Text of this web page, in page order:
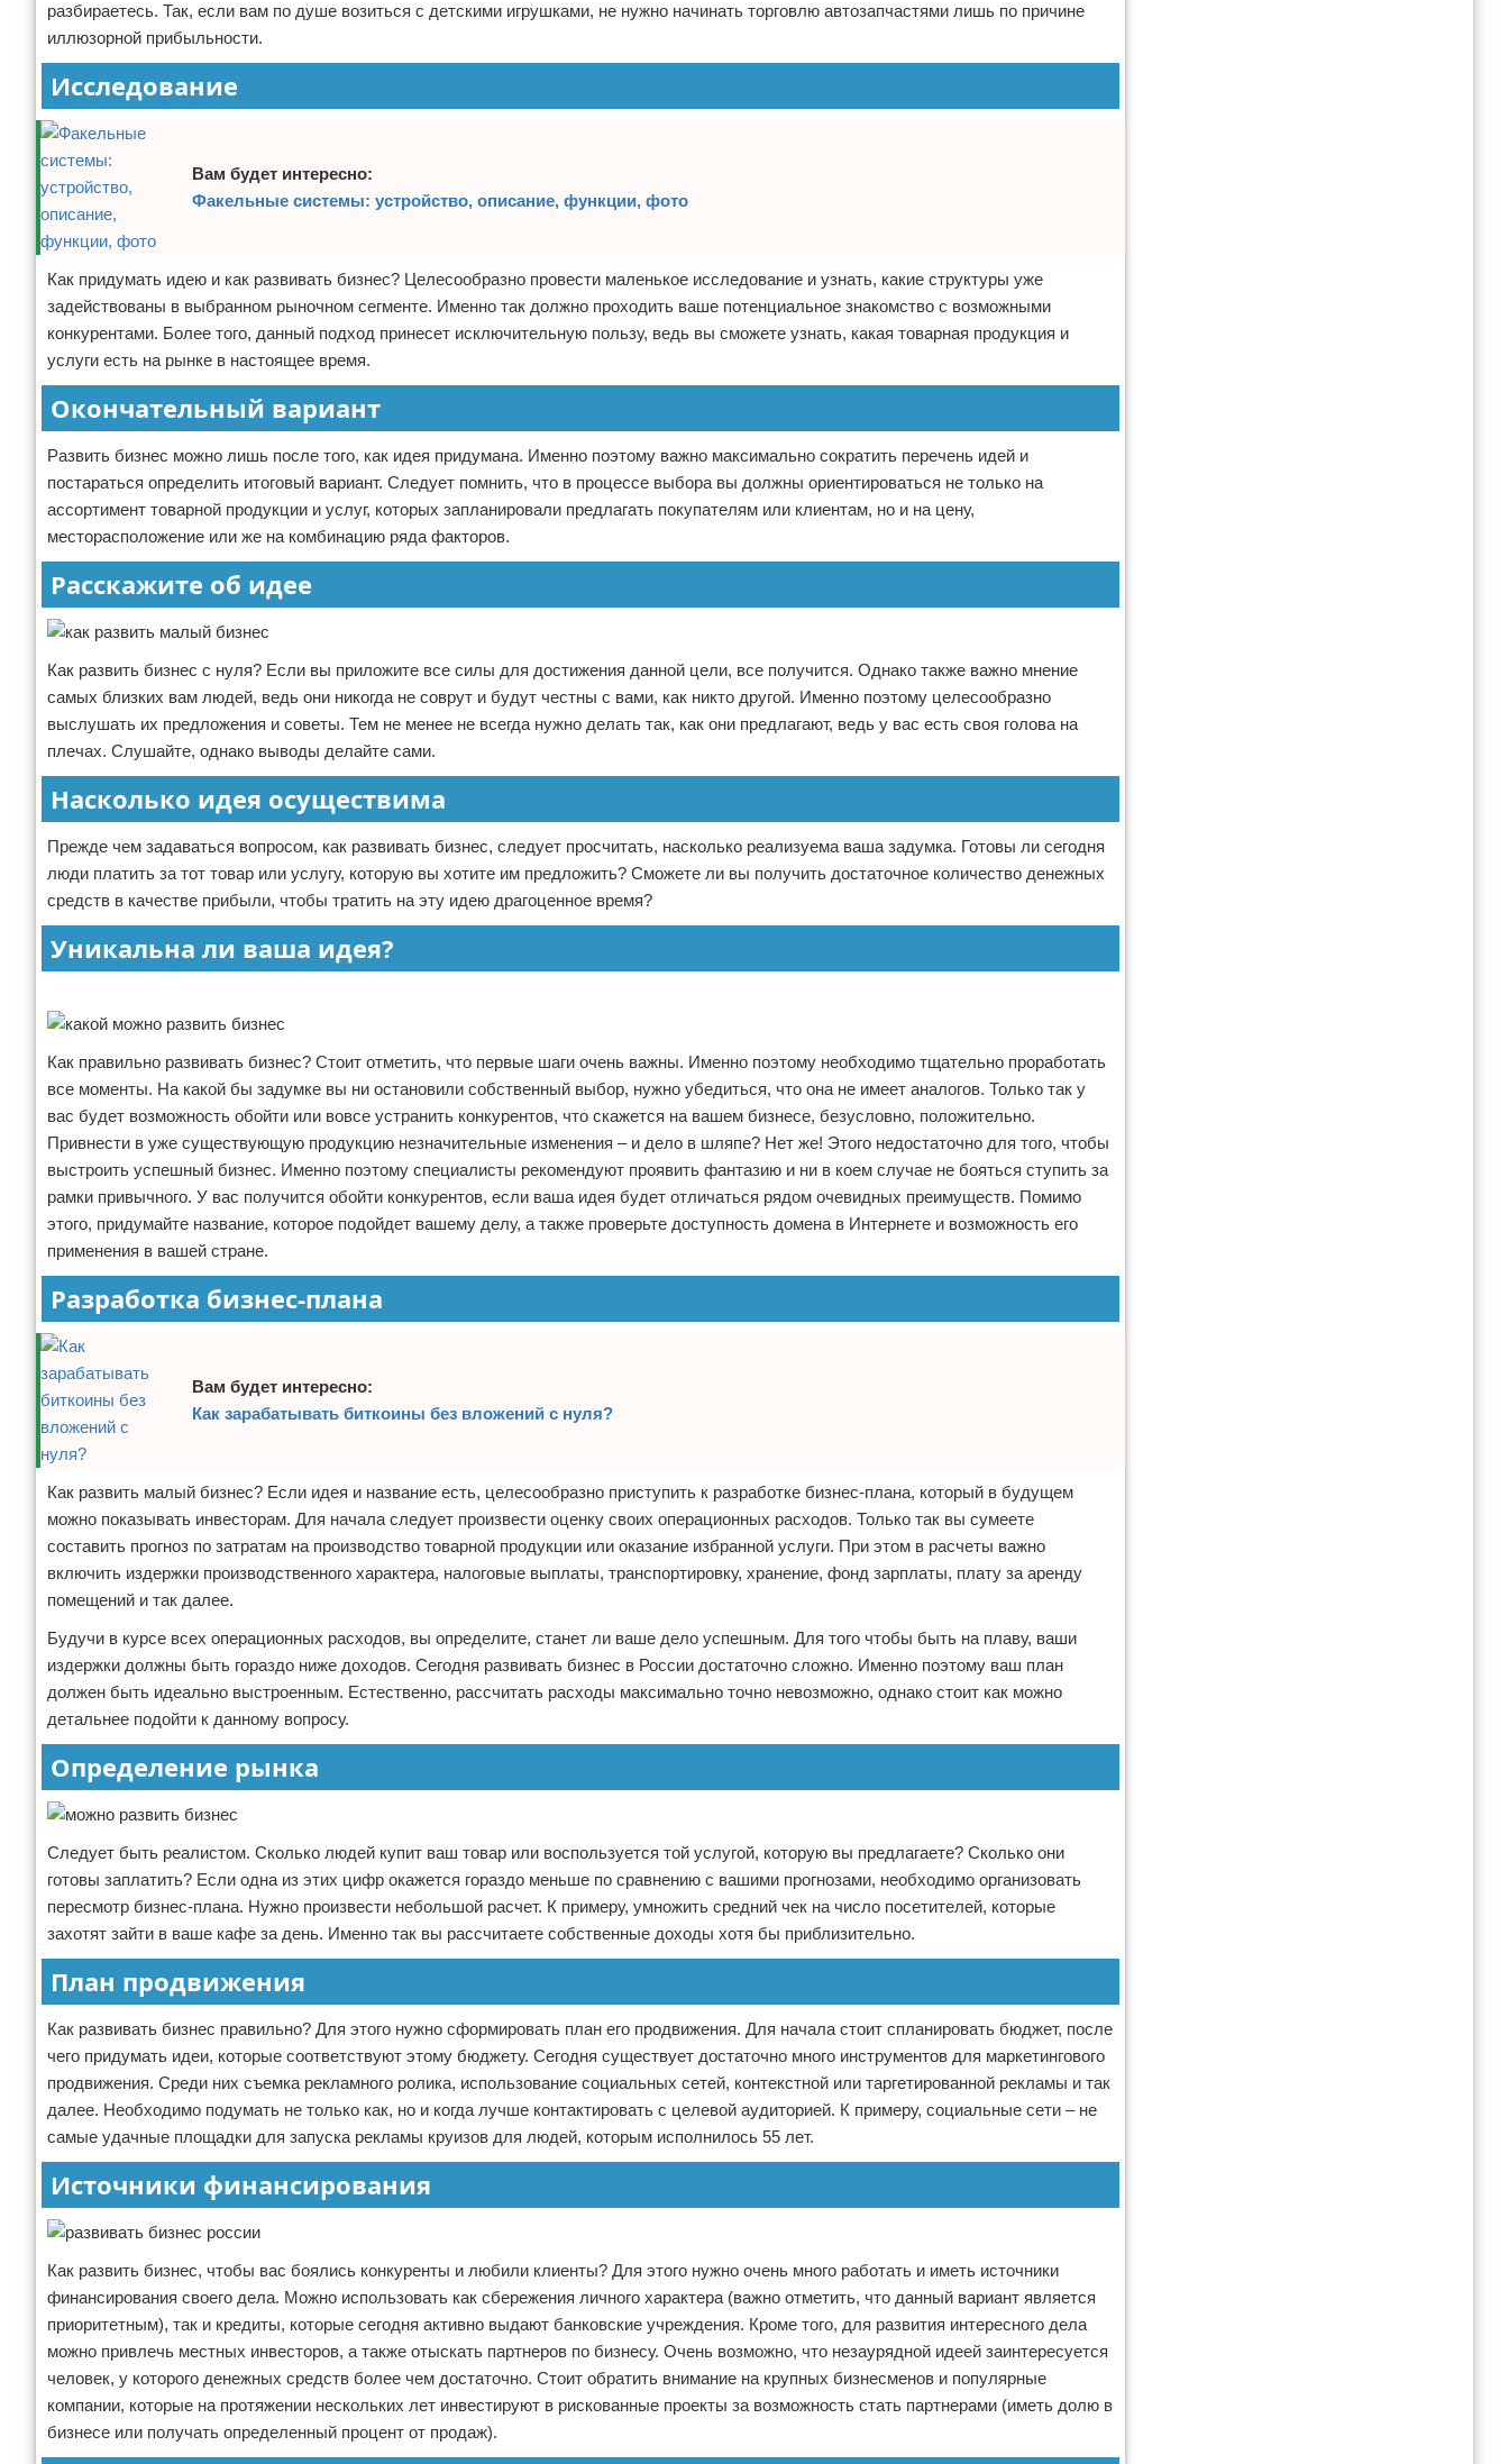
разбираетесь. Так, если вам по душе возиться с детскими игрушками, не нужно начинать торговлю автозапчастями лишь по причине
иллюзорной прибыльности.
Исследование
Вам будет интересно:
Факельные системы: устройство, описание, функции, фото
Как придумать идею и как развивать бизнес? Целесообразно провести маленькое исследование и узнать, какие структуры уже
задействованы в выбранном рыночном сегменте. Именно так должно проходить ваше потенциальное знакомство с возможными
конкурентами. Более того, данный подход принесет исключительную пользу, ведь вы сможете узнать, какая товарная продукция и
услуги есть на рынке в настоящее время.
Окончательный вариант
Развить бизнес можно лишь после того, как идея придумана. Именно поэтому важно максимально сократить перечень идей и
постараться определить итоговый вариант. Следует помнить, что в процессе выбора вы должны ориентироваться не только на
ассортимент товарной продукции и услуг, которых запланировали предлагать покупателям или клиентам, но и на цену,
месторасположение или же на комбинацию ряда факторов.
Расскажите об идее
Как развить бизнес с нуля? Если вы приложите все силы для достижения данной цели, все получится. Однако также важно мнение
самых близких вам людей, ведь они никогда не соврут и будут честны с вами, как никто другой. Именно поэтому целесообразно
выслушать их предложения и советы. Тем не менее не всегда нужно делать так, как они предлагают, ведь у вас есть своя голова на
плечах. Слушайте, однако выводы делайте сами.
Насколько идея осуществима
Прежде чем задаваться вопросом, как развивать бизнес, следует просчитать, насколько реализуема ваша задумка. Готовы ли сегодня
люди платить за тот товар или услугу, которую вы хотите им предложить? Сможете ли вы получить достаточное количество денежных
средств в качестве прибыли, чтобы тратить на эту идею драгоценное время?
Уникальна ли ваша идея?
Как правильно развивать бизнес? Стоит отметить, что первые шаги очень важны. Именно поэтому необходимо тщательно проработать
все моменты. На какой бы задумке вы ни остановили собственный выбор, нужно убедиться, что она не имеет аналогов. Только так у
вас будет возможность обойти или вовсе устранить конкурентов, что скажется на вашем бизнесе, безусловно, положительно.
Привнести в уже существующую продукцию незначительные изменения – и дело в шляпе? Нет же! Этого недостаточно для того, чтобы
выстроить успешный бизнес. Именно поэтому специалисты рекомендуют проявить фантазию и ни в коем случае не бояться ступить за
рамки привычного. У вас получится обойти конкурентов, если ваша идея будет отличаться рядом очевидных преимуществ. Помимо
этого, придумайте название, которое подойдет вашему делу, а также проверьте доступность домена в Интернете и возможность его
применения в вашей стране.
Разработка бизнес-плана
Вам будет интересно:
Как зарабатывать биткоины без вложений с нуля?
Как развить малый бизнес? Если идея и название есть, целесообразно приступить к разработке бизнес-плана, который в будущем
можно показывать инвесторам. Для начала следует произвести оценку своих операционных расходов. Только так вы сумеете
составить прогноз по затратам на производство товарной продукции или оказание избранной услуги. При этом в расчеты важно
включить издержки производственного характера, налоговые выплаты, транспортировку, хранение, фонд зарплаты, плату за аренду
помещений и так далее.
Будучи в курсе всех операционных расходов, вы определите, станет ли ваше дело успешным. Для того чтобы быть на плаву, ваши
издержки должны быть гораздо ниже доходов. Сегодня развивать бизнес в России достаточно сложно. Именно поэтому ваш план
должен быть идеально выстроенным. Естественно, рассчитать расходы максимально точно невозможно, однако стоит как можно
детальнее подойти к данному вопросу.
Определение рынка
Следует быть реалистом. Сколько людей купит ваш товар или воспользуется той услугой, которую вы предлагаете? Сколько они
готовы заплатить? Если одна из этих цифр окажется гораздо меньше по сравнению с вашими прогнозами, необходимо организовать
пересмотр бизнес-плана. Нужно произвести небольшой расчет. К примеру, умножить средний чек на число посетителей, которые
захотят зайти в ваше кафе за день. Именно так вы рассчитаете собственные доходы хотя бы приблизительно.
План продвижения
Как развивать бизнес правильно? Для этого нужно сформировать план его продвижения. Для начала стоит спланировать бюджет, после
чего придумать идеи, которые соответствуют этому бюджету. Сегодня существует достаточно много инструментов для маркетингового
продвижения. Среди них съемка рекламного ролика, использование социальных сетей, контекстной или таргетированной рекламы и так
далее. Необходимо подумать не только как, но и когда лучше контактировать с целевой аудиторией. К примеру, социальные сети – не
самые удачные площадки для запуска рекламы круизов для людей, которым исполнилось 55 лет.
Источники финансирования
Как развить бизнес, чтобы вас боялись конкуренты и любили клиенты? Для этого нужно очень много работать и иметь источники
финансирования своего дела. Можно использовать как сбережения личного характера (важно отметить, что данный вариант является
приоритетным), так и кредиты, которые сегодня активно выдают банковские учреждения. Кроме того, для развития интересного дела
можно привлечь местных инвесторов, а также отыскать партнеров по бизнесу. Очень возможно, что незаурядной идеей заинтересуется
человек, у которого денежных средств более чем достаточно. Стоит обратить внимание на крупных бизнесменов и популярные
компании, которые на протяжении нескольких лет инвестируют в рискованные проекты за возможность стать партнерами (иметь долю в
бизнесе или получать определенный процент от продаж).